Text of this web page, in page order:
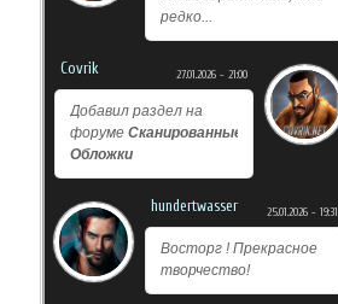
редко...
Covrik 27.01.2026 - 21:00
Добавил раздел на
форуме Сканированные
Обложки
hundertwasser 25.01.2026 - 19:31
Восторг ! Прекрасное
творчество!